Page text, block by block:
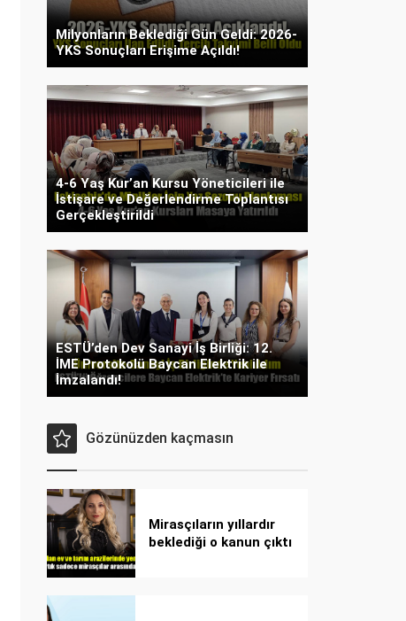
Milyonların Beklediği Gün Geldi: 2026-
YKS Sonuçları Erişime Açıldı!
4-6 Yaş Kur’an Kursu Yöneticileri ile
İstişare ve Değerlendirme Toplantısı
Gerçekleştirildi
ESTÜ’den Dev Sanayi İş Birliği: 12.
İME Protokolü Baycan Elektrik ile
İmzalandı!
Gözünüzden kaçmasın
Mirasçıların yıllardır
beklediği o kanun çıktı